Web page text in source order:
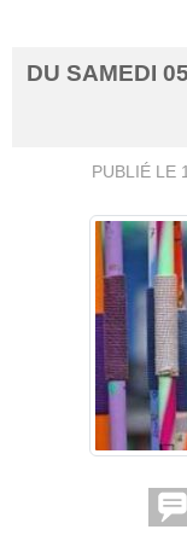
DU SAMEDI 05
PUBLIÉ LE